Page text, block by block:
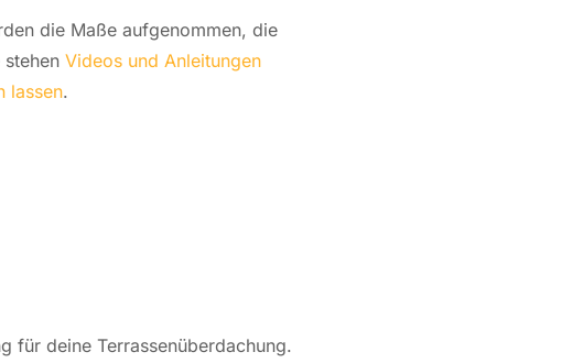
die Maße auf­ge­nom­men, die
Videos und An­lei­tun­gen
lassen.
für deine Ter­ras­sen­über­da­chung.